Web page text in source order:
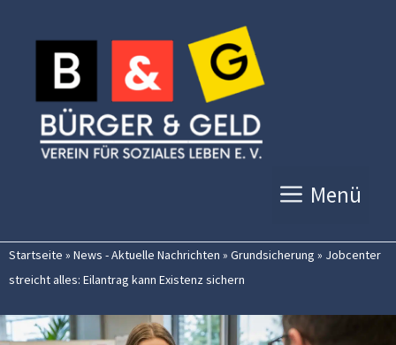
Inhalt
springen
Menü
Startseite » News - Aktuelle Nachrichten » Grundsicherung » Jobcenter
streicht alles: Eilantrag kann Existenz sichern